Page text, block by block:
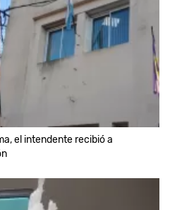
el intendente recibió a